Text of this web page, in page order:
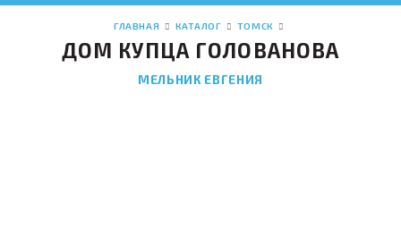
ГЛАВНАЯ КАТАЛОГ ТОМСК
ДОМ КУПЦА ГОЛОВАНОВА
МЕЛЬНИК ЕВГЕНИЯ